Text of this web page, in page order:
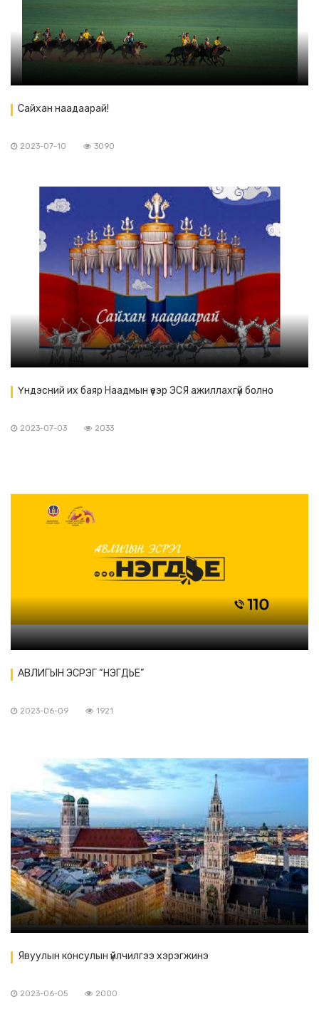
Сайхан наадаарай!
2023-07-10 3090
Үндэсний их баяр Наадмын үеэр ЭСЯ ажиллахгүй болно
2023-07-03 2033
АВЛИГЫН ЭСРЭГ “НЭГДЬЕ”
2023-06-09 1921
Явуулын консулын үйлчилгээ хэрэгжинэ
2023-06-05 2000